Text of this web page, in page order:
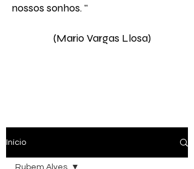
nossos sonhos. " ​
(Mario Vargas Llosa)
Início
Rubem Alves